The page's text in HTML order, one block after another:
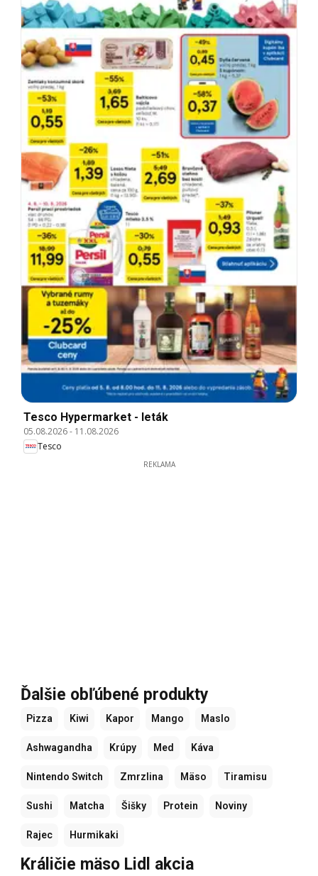
Tesco Hypermarket - leták
05.08.2026- 11.08.2026
Tesco
REKLAMA
Ďalšie obľúbené produkty
Pizza Kiwi Kapor Mango Maslo
Ashwagandha Krúpy Med Káva
Nintendo Switch Zmrzlina Mäso Tiramisu
Sushi Matcha Šišky Protein Noviny
Rajec Hurmikaki
Králičie mäso Lidl akcia